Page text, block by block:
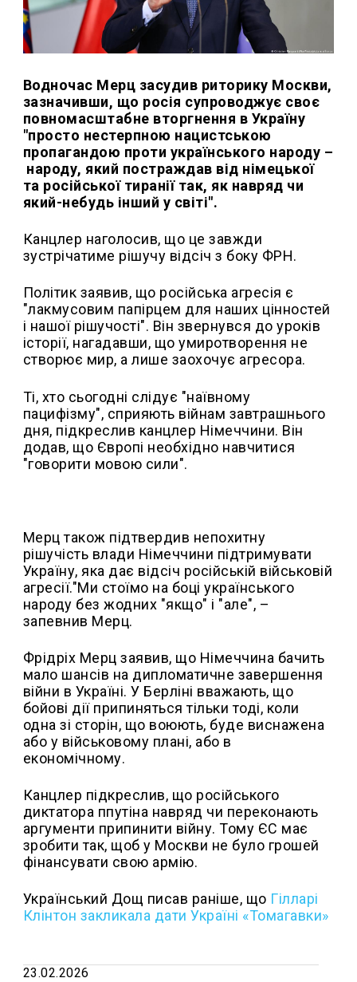
Водночас Мерц засудив риторику Москви,
зазначивши, що росія супроводжує своє
повномасштабне вторгнення в Україну
"просто нестерпною нацистською
пропагандою проти українського народу –
народу, який постраждав від німецької
та російської тиранії так, як навряд чи
який-небудь інший у світі".
Канцлер наголосив, що це завжди
зустрічатиме рішучу відсіч з боку ФРН.
Політик заявив, що російська агресія є
"лакмусовим папірцем для наших цінностей
і нашої рішучості". Він звернувся до уроків
історії, нагадавши, що умиротворення не
створює мир, а лише заохочує агресора.
Ті, хто сьогодні слідує "наївному
пацифізму", сприяють війнам завтрашнього
дня, підкреслив канцлер Німеччини. Він
додав, що Європі необхідно навчитися
"говорити мовою сили".
Мерц також підтвердив непохитну
рішучість влади Німеччини підтримувати
Україну, яка дає відсіч російській військовій
агресії."Ми стоїмо на боці українського
народу без жодних "якщо" і "але", –
запевнив Мерц.
Фрідріх Мерц заявив, що Німеччина бачить
мало шансів на дипломатичне завершення
війни в Україні. У Берліні вважають, що
бойові дії припиняться тільки тоді, коли
одна зі сторін, що воюють, буде виснажена
або у військовому плані, або в
економічному.
Канцлер підкреслив, що російського
диктатора ппутіна навряд чи переконають
аргументи припинити війну. Тому ЄС має
зробити так, щоб у Москви не було грошей
фінансувати свою армію.
Український Дощ писав раніше, що Гілларі
Клінтон закликала дати Україні «Томагавки»
23.02.2026